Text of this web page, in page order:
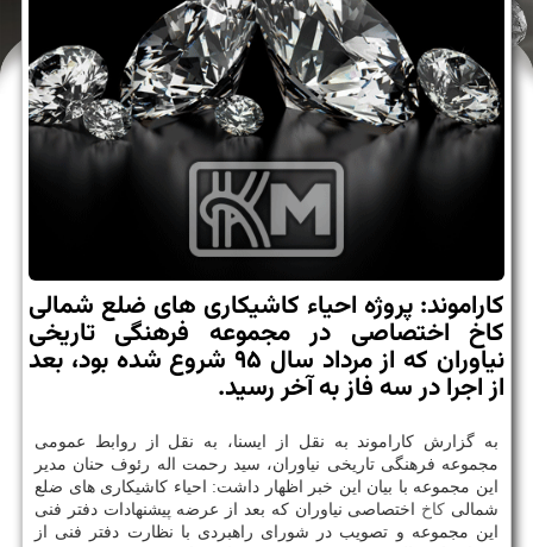
كاراموند: پروژه احیاء كاشیكاری­ های ضلع شمالی
كاخ اختصاصی در مجموعه فرهنگی تاریخی
نیاوران كه از مرداد سال ۹۵ شروع شده بود، بعد
از اجرا در سه فاز به آخر رسید.
به گزارش كاراموند به نقل از ایسنا، به نقل از روابط عمومی
مجموعه فرهنگی تاریخی نیاوران، سید رحمت اله رئوف حنان مدیر
این مجموعه با بیان این خبر اظهار داشت: احیاء كاشیكاری های ضلع
شمالی كاخ اختصاصی نیاوران كه بعد از عرضه پیشنهادات دفتر فنی
این مجموعه و تصویب در شورای راهبردی با نظارت دفتر فنی از